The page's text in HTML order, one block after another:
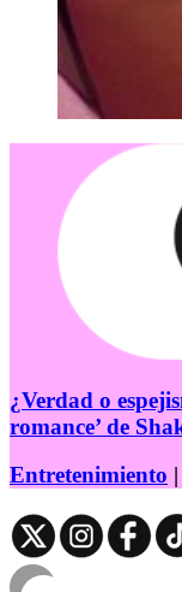
¿Verdad o
romance’ de
Entretenimiento